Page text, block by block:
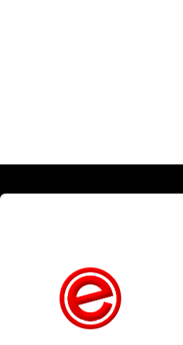
Bli forhandler
Ofte stilte spørsmål